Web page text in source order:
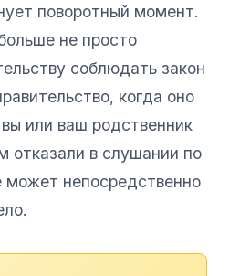
поворотный момент.
не просто
соблюдать закон
когда оно
или ваш родственник
отказали в слушании по
может непосредственно